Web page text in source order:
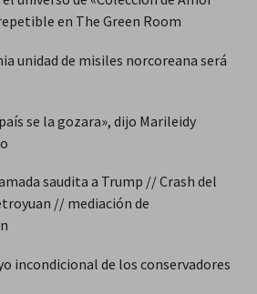
en The Green Room
unidad de misiles norcoreana será
se la gozara», dijo Marileidy
saudita a Trump // Crash del
// mediación de
incondicional de los conservadores